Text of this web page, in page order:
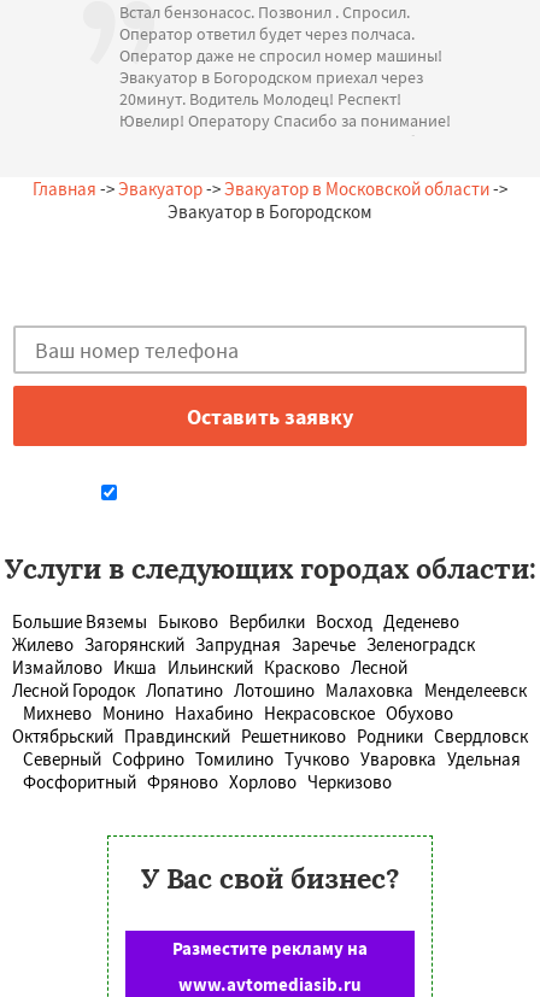
Встал бензонасос. Позвонил . Спросил.
Оператор ответил будет через полчаса.
Оператор даже не спросил номер машины!
Эвакуатор в Богородском приехал через
20минут. Водитель Молодец! Респект!
Ювелир! Оператору Спасибо за понимание!
Стоимость адекватная. Большое спасибо за
— А. Игоревна, 19.07.2026
Россия, Богородское, Заречная, 19
Главная ->Эвакуатор->Эвакуатор в Московской области->
Эвакуатор в Богородском
Услуги в следующих городах области:
Большие Вяземы Быково Вербилки Восход Деденево
Жилево Загорянский Запрудная Заречье Зеленоградск
Измайлово Икша Ильинский Красково Лесной
Лесной Городок Лопатино Лотошино Малаховка Менделеевск
Михнево Монино Нахабино Некрасовское Обухово
Октябрьский Правдинский Решетниково Родники Свердловск
Северный Софрино Томилино Тучково Уваровка Удельная
Фосфоритный Фряново Хорлово Черкизово
У Вас свой бизнес?
Разместите рекламу на
www.avtomediasib.ru